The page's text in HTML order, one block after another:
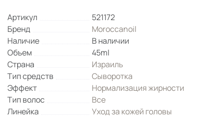
Артикул
521172
Бренд
Moroccanoil
Наличие
В наличии
Объем
45ml
Страна
Израиль
Тип средств
Сыворотка
Эффект
Нормализация жирности
Тип волос
Все
Линейка
Уход за кожей головы